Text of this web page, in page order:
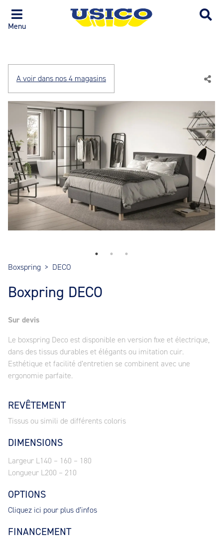
Menu
A voir dans nos 4 magasins
Boxspring > DECO
Boxpring DECO
Sur devis
Le boxspring Deco est disponible en version fixe et électrique,
dans des tissus durables et élégants ou imitation cuir.
Esthétique et facilité d’entretien se combinent avec une
ergonomie parfaite.
REVÊTEMENT
Tissus ou simili de différents coloris
DIMENSIONS
Largeur L140 – 160 – 180
Longueur L200 – 210
OPTIONS
Cliquez ici pour plus d’infos
FINANCEMENT